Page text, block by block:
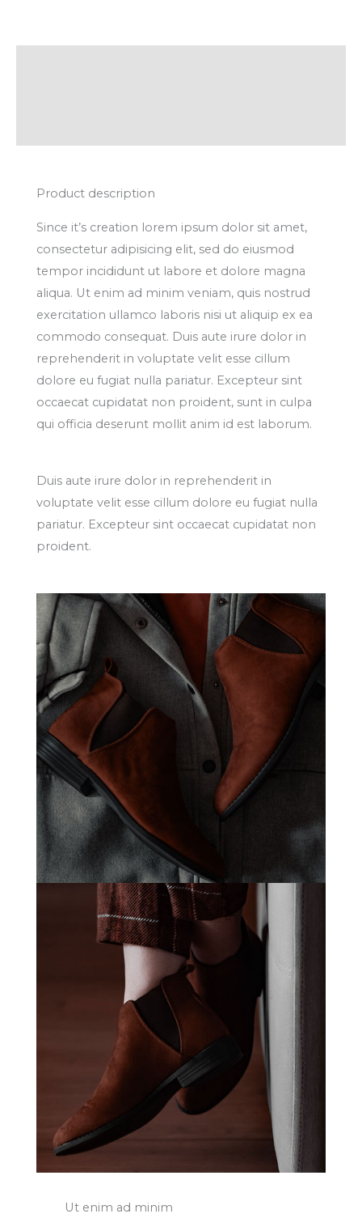
Product description
Since it’s creation lorem ipsum dolor sit amet,
consectetur adipisicing elit, sed do eiusmod
tempor incididunt ut labore et dolore magna
aliqua. Ut enim ad minim veniam, quis nostrud
exercitation ullamco laboris nisi ut aliquip ex ea
commodo consequat. Duis aute irure dolor in
reprehenderit in voluptate velit esse cillum
dolore eu fugiat nulla pariatur. Excepteur sint
occaecat cupidatat non proident, sunt in culpa
qui officia deserunt mollit anim id est laborum.
Duis aute irure dolor in reprehenderit in
voluptate velit esse cillum dolore eu fugiat nulla
pariatur. Excepteur sint occaecat cupidatat non
proident.
Ut enim ad minim